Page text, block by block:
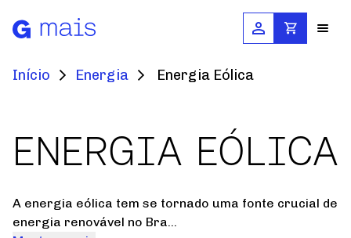
Construção Civil
Automotivo
Calculadoras
Cálculo de Equivalência
Documentos
Início Energia Energia Eólica
ENERGIA EÓLICA
A energia eólica tem se tornado uma fonte crucial de
energia renovável no Bra...